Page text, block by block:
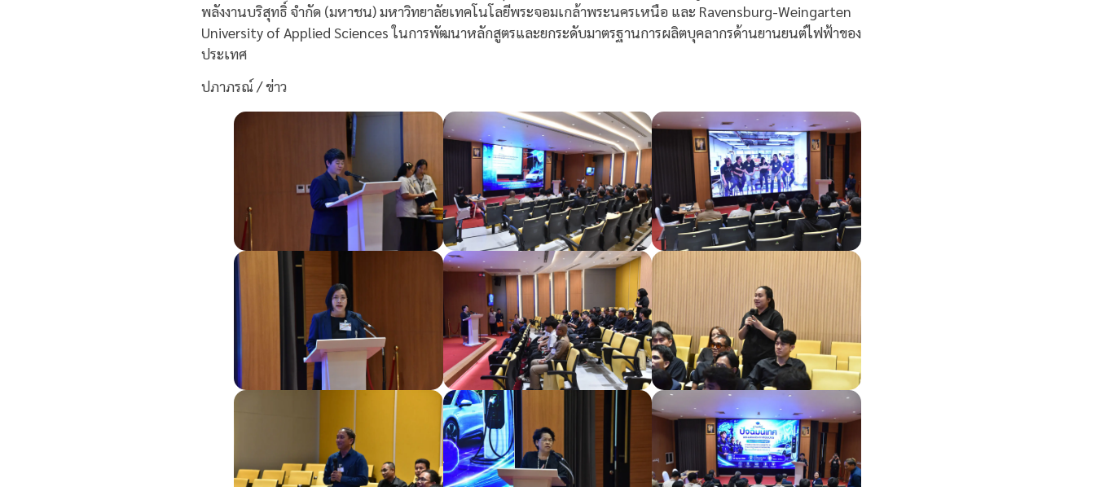
พลังงานบริสุทธิ์ จำกัด (มหาชน) มหาวิทยาลัยเทคโนโลยีพระจอมเกล้าพระนครเหนือ และ Ravensburg-Weingarten
University of Applied Sciences ในการพัฒนาหลักสูตรและยกระดับมาตรฐานการผลิตบุคลากรด้านยานยนต์ไฟฟ้าของ
ประเทศ
ปภาภรณ์ / ข่าว